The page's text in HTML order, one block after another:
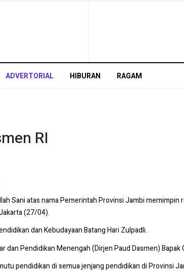
ADVERTORIAL HIBURAN RAGAM
RI
Sani atas nama Pemerintah Provinsi Jambi memimpin
(27/04).
dan Kebudayaan Batang Hari Zulpadli.
Pendidikan Menengah (Dirjen Paud Dasmen)
pendidikan di semua jenjang pendidikan di Provinsi